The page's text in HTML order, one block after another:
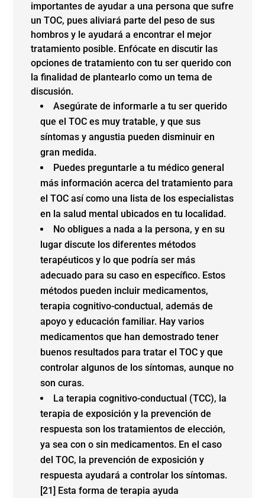
importantes de ayudar a una persona que sufre
un TOC, pues aliviará parte del peso de sus
hombros y le ayudará a encontrar el mejor
tratamiento posible. Enfócate en discutir las
opciones de tratamiento con tu ser querido con
la finalidad de plantearlo como un tema de
discusión.
Asegúrate de informarle a tu ser querido
que el TOC es muy tratable, y que sus
síntomas y angustia pueden disminuir en
gran medida.
Puedes preguntarle a tu médico general
más información acerca del tratamiento para
el TOC así como una lista de los especialistas
en la salud mental ubicados en tu localidad.
No obligues a nada a la persona, y en su
lugar discute los diferentes métodos
terapéuticos y lo que podría ser más
adecuado para su caso en específico. Estos
métodos pueden incluir medicamentos,
terapia cognitivo-conductual, además de
apoyo y educación familiar. Hay varios
medicamentos que han demostrado tener
buenos resultados para tratar el TOC y que
controlar algunos de los síntomas, aunque no
son curas.
La terapia cognitivo-conductual (TCC), la
terapia de exposición y la prevención de
respuesta son los tratamientos de elección,
ya sea con o sin medicamentos. En el caso
del TOC, la prevención de exposición y
respuesta ayudará a controlar los síntomas.
[21] Esta forma de terapia ayuda